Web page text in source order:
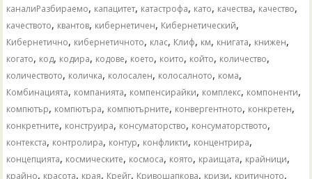
каналиРазбираемо, капацитет, катастрофа, като, качества, качество,
качеството, квантов, кибернетичен, Кибернетический,
Кибернетично, кибернетичното, клас, Клиф, км, книгата, книжен,
когато, код, кодира, кодове, което, които, който, количество,
количеството, количка, колосален, колосалното, кома,
Комбинацията, компанията, компенсирайки, комплекс, компоненти,
компютър, компютъра, компютърните, конвергентното, конкретен,
конкретните, конструира, консуматорство, консуматорството,
контекста, контролира, контур, конфликти, концентрира,
концепцията, космическите, космоса, която, краищата, крайници,
крайно, красота, края, Крейг, Кривошапкова, кризи, критичното,